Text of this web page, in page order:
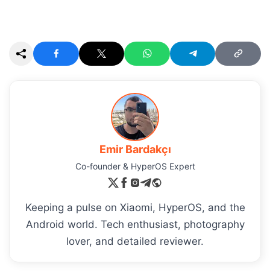
Emir Bardakçı
Co-founder & HyperOS Expert
Keeping a pulse on Xiaomi, HyperOS, and the
Android world. Tech enthusiast, photography
lover, and detailed reviewer.